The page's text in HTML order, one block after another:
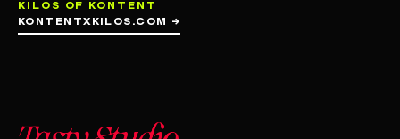
KILOS OF KONTENT
KONTENTXKILOS.COM →